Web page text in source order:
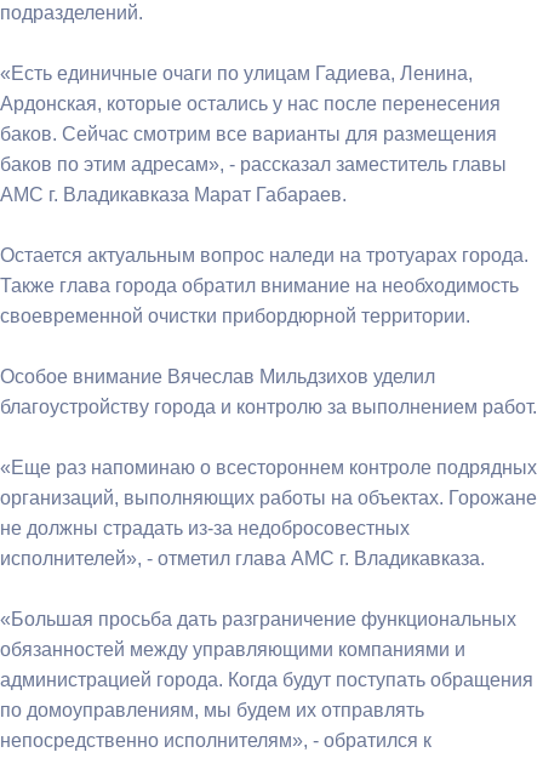
подразделений.
«Есть единичные очаги по улицам Гадиева, Ленина,
Ардонская, которые остались у нас после перенесения
баков. Сейчас смотрим все варианты для размещения
баков по этим адресам», - рассказал заместитель главы
АМС г. Владикавказа Марат Габараев.
Остается актуальным вопрос наледи на тротуарах города.
Также глава города обратил внимание на необходимость
своевременной очистки прибордюрной территории.
Особое внимание Вячеслав Мильдзихов уделил
благоустройству города и контролю за выполнением работ.
«Еще раз напоминаю о всестороннем контроле подрядных
организаций, выполняющих работы на объектах. Горожане
не должны страдать из-за недобросовестных
исполнителей», - отметил глава АМС г. Владикавказа.
«Большая просьба дать разграничение функциональных
обязанностей между управляющими компаниями и
администрацией города. Когда будут поступать обращения
по домоуправлениям, мы будем их отправлять
непосредственно исполнителям», - обратился к